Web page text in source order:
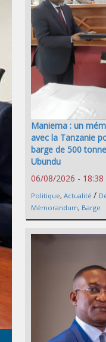
Maniema : un
avec la Tanzanie
barge de 500
Ubundu
06/08/2026 - 18:38
Politique, Actualité /
Mémorandum, Barge